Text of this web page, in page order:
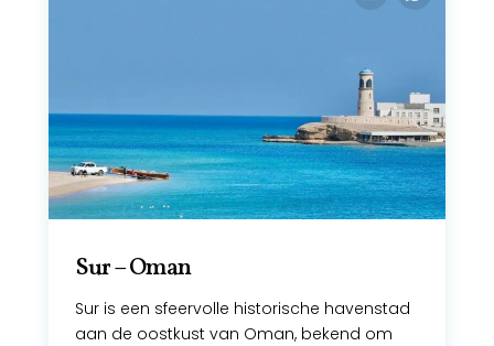
Sur – Oman
Sur is een sfeervolle historische havenstad
aan de oostkust van Oman, bekend om